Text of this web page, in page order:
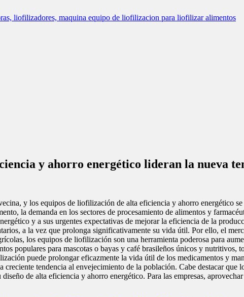
y ahorro energético lideran la nueva
y los equipos de liofilización de alta eficiencia y ahorro energético
la demanda en los sectores de procesamiento de alimentos y
y a sus urgentes expectativas de mejorar la eficiencia de la
a la vez que prolonga significativamente su vida útil. Por ello, el
los equipos de liofilización son una herramienta poderosa para
populares para mascotas o bayas y café brasileños únicos y
puede prolongar eficazmente la vida útil de los medicamentos y
creciente tendencia al envejecimiento de la población. Cabe destacar
de alta eficiencia y ahorro energético. Para las empresas,